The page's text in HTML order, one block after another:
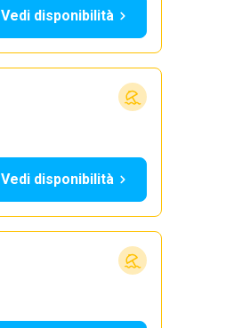
Vedi disponibilità
Vedi disponibilità